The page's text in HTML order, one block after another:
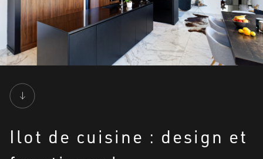
Ilot de cuisine : design et